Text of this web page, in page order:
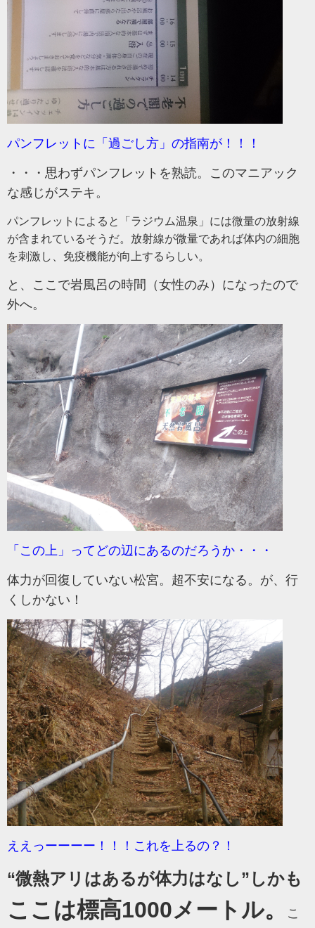
パンフレットに「過ごし方」の指南が！！！
・・・思わずパンフレットを熟読。このマニアック
な感じがステキ。
パンフレットによると「ラジウム温泉」には微量の放射線
が含まれているそうだ。放射線が微量であれば体内の細胞
を刺激し、免疫機能が向上するらしい。
と、ここで岩風呂の時間（女性のみ）になったので
外へ。
「この上」ってどの辺にあるのだろうか・・・
体力が回復していない松宮。超不安になる。が、行
くしかない！
ええっーーーー！！！これを上るの？！
“微熱アリはあるが体力はなし”しかも
ここは標高1000メートル。 こ